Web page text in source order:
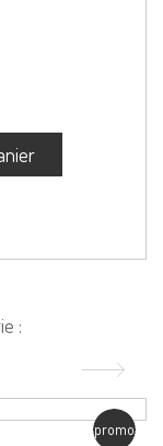
:
promo